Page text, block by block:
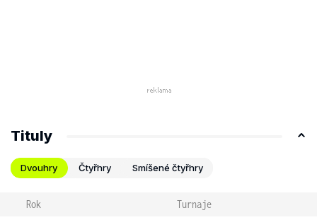
Tituly
Dvouhry Čtyřhry Smíšené čtyřhry
Rok Turnaje